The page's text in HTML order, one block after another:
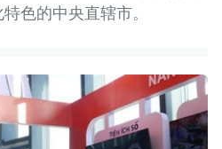
色的中央直辖市。